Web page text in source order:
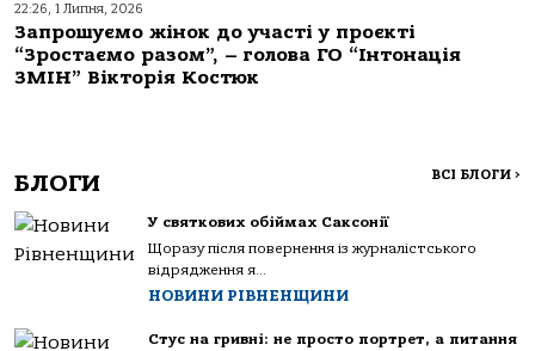
22:26, 1 Липня, 2026
Запрошуємо жінок до участі у проєкті
“Зростаємо разом”, – голова ГО “Інтонація
ЗМІН” Вікторія Костюк
БЛОГИ ВСІ БЛОГИ >
У святкових обіймах Саксонії
Щоразу після повернення із журналістського
відрядження я...
НОВИНИ РІВНЕНЩИНИ
Стус на гривні: не просто портрет, а питання